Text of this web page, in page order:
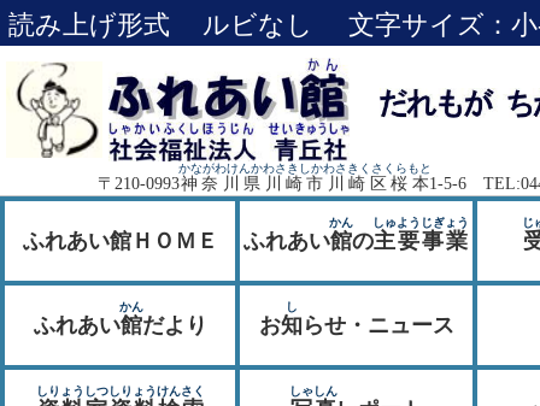
読み上げ形式 ルビなし 文字サイズ： 小
〒210-0993神奈川県川崎市川崎区桜本
かながわけんかわさきしかわさきくさくらもと
1-5-6
ふれあい館ＨＯＭＥ ふれあい館
かん
の主要事業
しゅようじぎょう じ
ふれあい館
かん
だより お知
し
らせ・ニュース
しりょうしつしりょうけんさく しゃしん